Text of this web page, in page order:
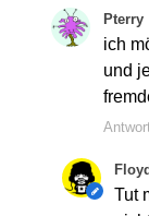
Pterry
ich
und
Tut